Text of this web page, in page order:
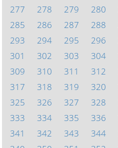
277
278 279 280
285
286 287 288
293
294 295 296
301
302 303 304
309
310 311 312
317
318 319 320
325
326 327 328
333
334 335 336
341
342 343 344